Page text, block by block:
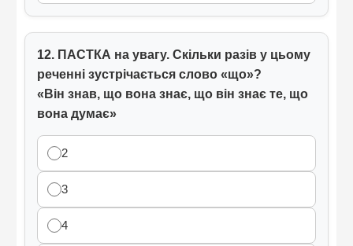
12. ПАСТКА на увагу. Скільки разів у цьому
реченні зустрічається слово «що»?
«Він знав, що вона знає, що він знає те, що
вона думає»
2
3
4